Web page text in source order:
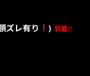
ズレ有り ) 新着!!